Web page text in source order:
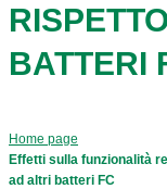
BATTERI
Home page
Effetti sulla funzionalità
ad altri batteri FC